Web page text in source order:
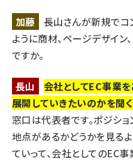
加藤
長山さんが新規でコ
ように商材、ページデザイ
ですか。
長山
会社としてEC事業
展開していきたいのかを聞く
窓口は代表者です。ポジシ
地点があるかどうかを見る
ていって、会社としてのEC